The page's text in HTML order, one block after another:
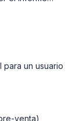
para un usuario
venta)